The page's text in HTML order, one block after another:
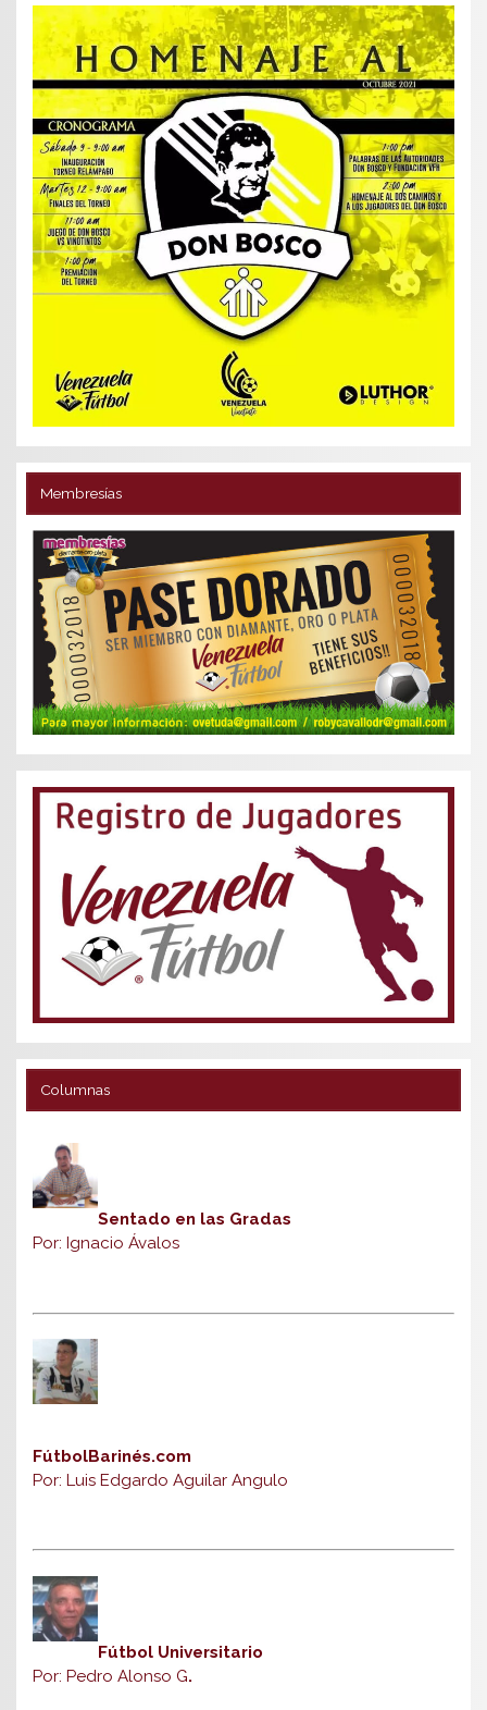
Membresías
Columnas
Sentado en las Gradas
Por: Ignacio Ávalos
FútbolBarinés.com
Por: Luis Edgardo Aguilar Angulo
Fútbol Universitario
Por: Pedro Alonso G.